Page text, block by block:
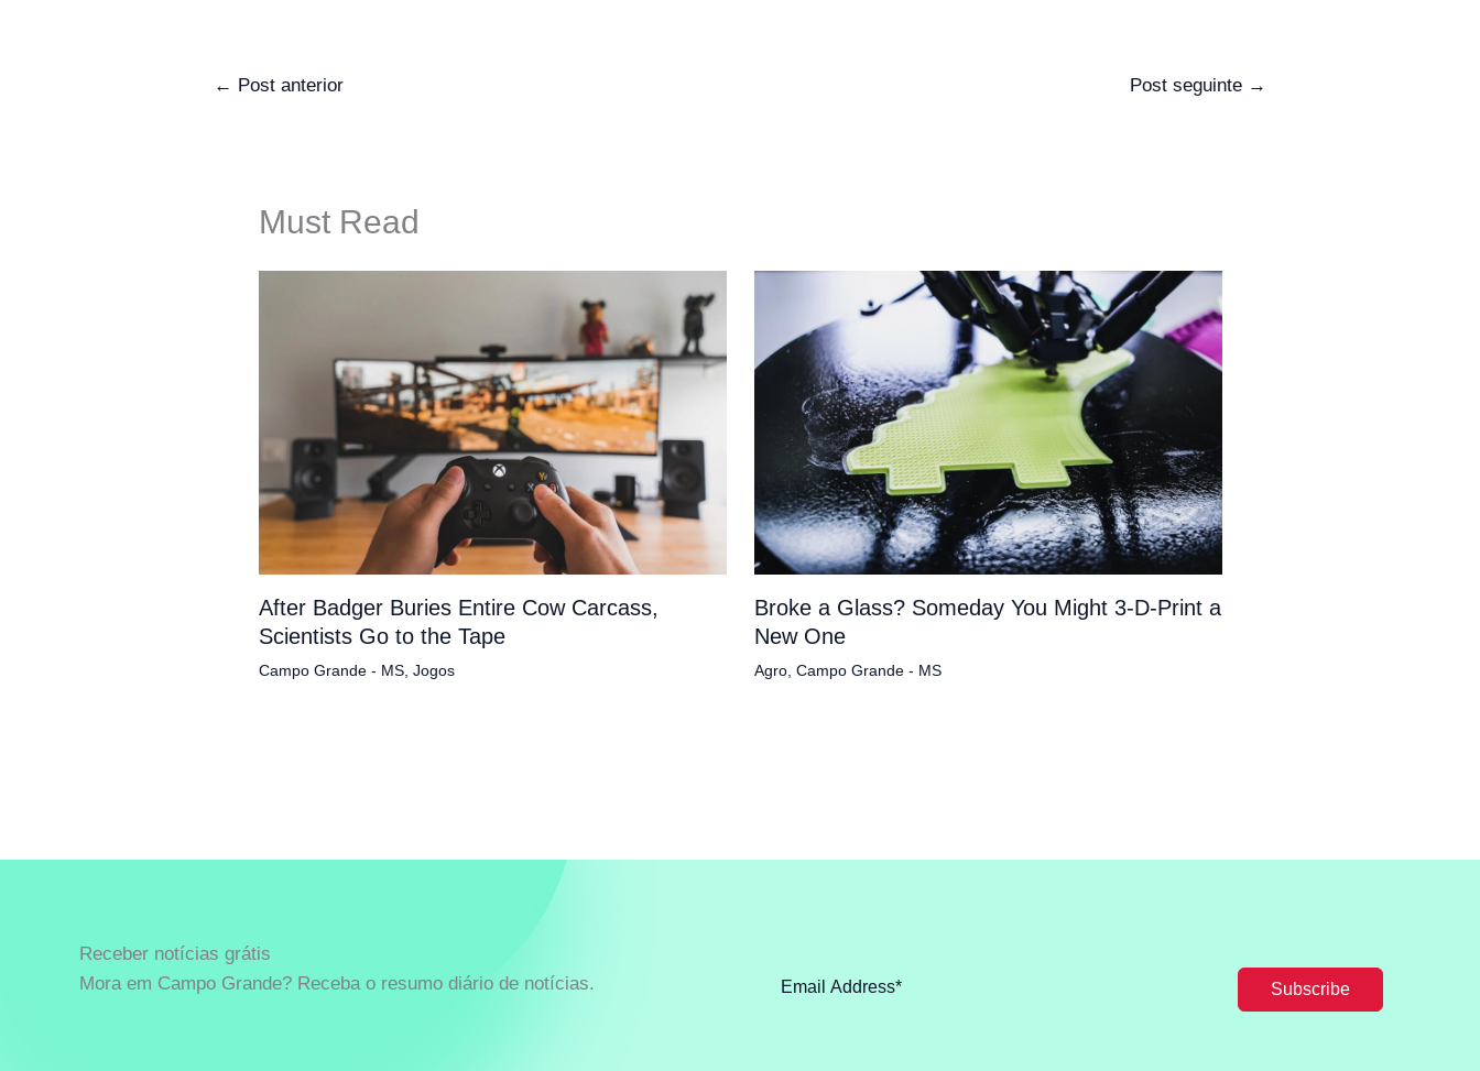
← Post anterior Post seguinte →
Must Read
After Badger Buries Entire Cow Carcass,
Scientists Go to the Tape
Campo Grande - MS, Jogos
Broke a Glass? Someday You Might 3-D-Print a
New One
Agro, Campo Grande - MS
Receber notícias grátis
Mora em Campo Grande? Receba o resumo diário de notícias.
Subscribe